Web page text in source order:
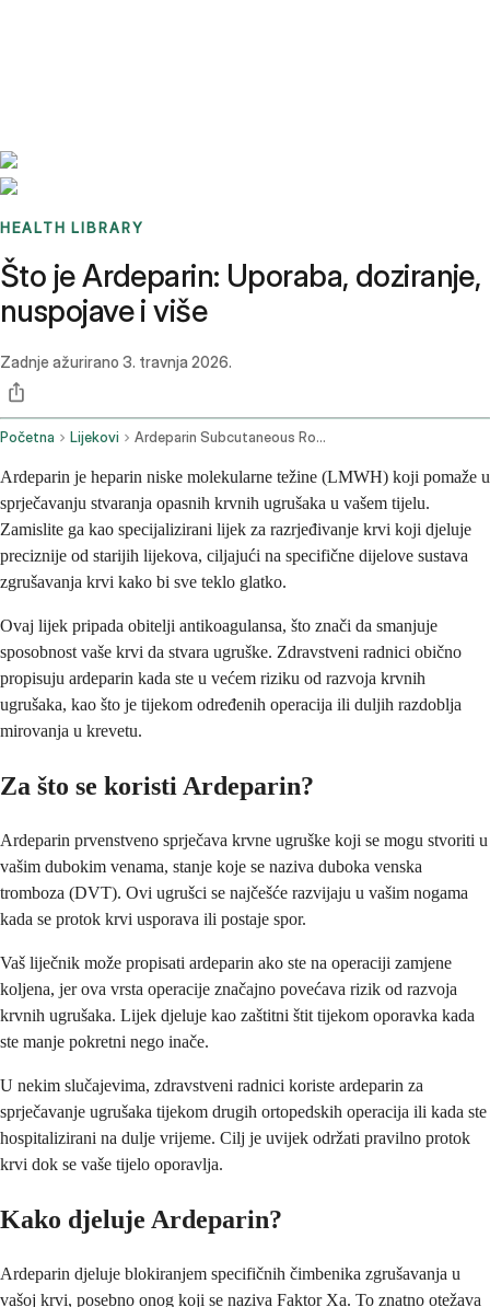
HEALTH LIBRARY
Što je Ardeparin: Uporaba, doziranje,
nuspojave i više
Zadnje ažurirano 3. travnja 2026.
Početna Lijekovi Ardeparin Subcutaneous Route
Ardeparin je heparin niske molekularne težine (LMWH) koji pomaže u
sprječavanju stvaranja opasnih krvnih ugrušaka u vašem tijelu.
Zamislite ga kao specijalizirani lijek za razrjeđivanje krvi koji djeluje
preciznije od starijih lijekova, ciljajući na specifične dijelove sustava
zgrušavanja krvi kako bi sve teklo glatko.
Ovaj lijek pripada obitelji antikoagulansa, što znači da smanjuje
sposobnost vaše krvi da stvara ugruške. Zdravstveni radnici obično
propisuju ardeparin kada ste u većem riziku od razvoja krvnih
ugrušaka, kao što je tijekom određenih operacija ili duljih razdoblja
mirovanja u krevetu.
Za što se koristi Ardeparin?
Ardeparin prvenstveno sprječava krvne ugruške koji se mogu stvoriti u
vašim dubokim venama, stanje koje se naziva duboka venska
tromboza (DVT). Ovi ugrušci se najčešće razvijaju u vašim nogama
kada se protok krvi usporava ili postaje spor.
Vaš liječnik može propisati ardeparin ako ste na operaciji zamjene
koljena, jer ova vrsta operacije značajno povećava rizik od razvoja
krvnih ugrušaka. Lijek djeluje kao zaštitni štit tijekom oporavka kada
ste manje pokretni nego inače.
U nekim slučajevima, zdravstveni radnici koriste ardeparin za
sprječavanje ugrušaka tijekom drugih ortopedskih operacija ili kada ste
hospitalizirani na dulje vrijeme. Cilj je uvijek održati pravilno protok
krvi dok se vaše tijelo oporavlja.
Kako djeluje Ardeparin?
Ardeparin djeluje blokiranjem specifičnih čimbenika zgrušavanja u
vašoj krvi, posebno onog koji se naziva Faktor Xa. To znatno otežava